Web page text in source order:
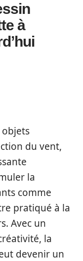
à
objets
du vent,
la
comme
pratiqué à la
Avec un
la
devenir un